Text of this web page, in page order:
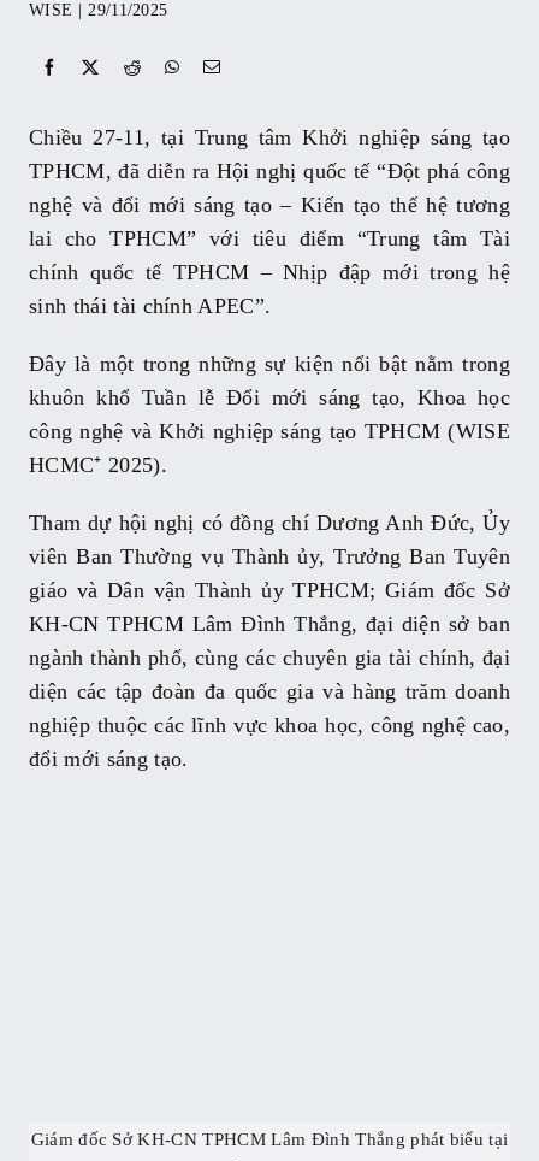
Tài liệu
Liên hệ
WISE 29/11/2025
Chiều 27-11, tại Trung tâm Khởi nghiệp sáng tạo
TPHCM, đã diễn ra Hội nghị quốc tế “Đột phá công
nghệ và đổi mới sáng tạo – Kiến tạo thế hệ tương
lai cho TPHCM” với tiêu điểm “Trung tâm Tài
chính quốc tế TPHCM – Nhịp đập mới trong hệ
sinh thái tài chính APEC”.
Đây là một trong những sự kiện nổi bật nằm trong
khuôn khổ Tuần lễ Đổi mới sáng tạo, Khoa học
công nghệ và Khởi nghiệp sáng tạo TPHCM (WISE
HCMC⁺ 2025).
Tham dự hội nghị có đồng chí Dương Anh Đức, Ủy
viên Ban Thường vụ Thành ủy, Trưởng Ban Tuyên
giáo và Dân vận Thành ủy TPHCM; Giám đốc Sở
KH-CN TPHCM Lâm Đình Thắng, đại diện sở ban
ngành thành phố, cùng các chuyên gia tài chính, đại
diện các tập đoàn đa quốc gia và hàng trăm doanh
nghiệp thuộc các lĩnh vực khoa học, công nghệ cao,
đổi mới sáng tạo.
Giám đốc Sở KH-CN TPHCM Lâm Đình Thắng phát biểu tại